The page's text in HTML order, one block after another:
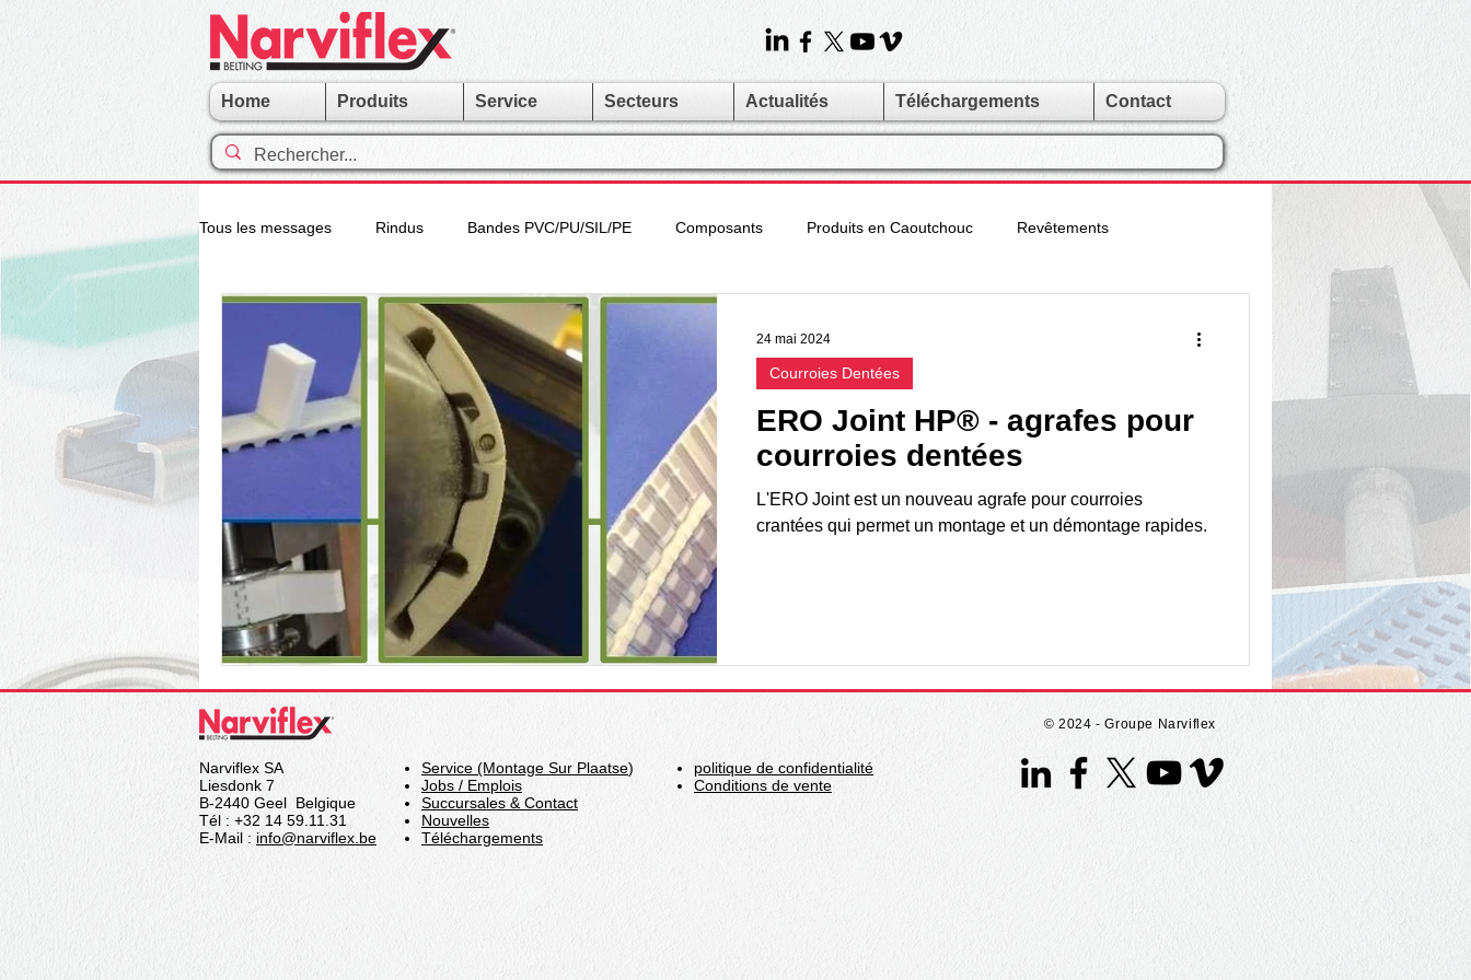
Home Produits Service Secteurs Actualités Téléchargements Contact
Tous les messages Rindus Bandes PVC/PU/SIL/PE Composants Produits en Caoutchouc Revêtements
Groupe Narviflex Bandes en Caoutchouc
Courroies Dentées Bandes Modulaires Courroies Métalliques
Service 24/24h
ERO Joint HP® - agrafes pour
courroies dentées
L'ERO Joint est un nouveau agrafe pour courroies
crantées qui permet un montage et un démontage rapides.
Courroies Dentées
24 mai 2024
Narviflex SA
Liesdonk 7
B-2440 Geel Belgique
Tél : +32 14 59.11.31
E-Mail : info@narviflex.be
Service (Montage Sur Plaatse)
Jobs / Emplois
Succursales & Contact
Nouvelles
Téléchargements
politique de confidentialité
Conditions de vente
© 2024 - Groupe Narviflex